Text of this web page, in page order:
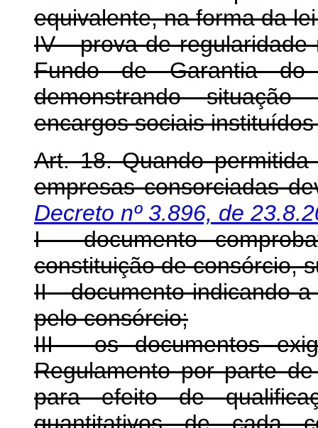
equivalente, na forma da
IV - prova de
Fundo de Garantia
demonstrando
encargos sociais
Art. 18. Quando
empresas consorciadas
Decreto nº 3.896, de
I - documento
constituição de consórcio,
II - documento indicando
pelo consórcio;
III - os documentos
Regulamento por parte
para efeito de